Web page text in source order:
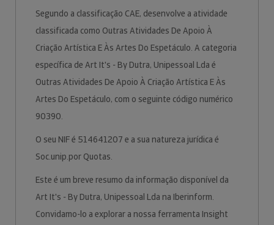
Segundo a classificação CAE, desenvolve a atividade
classificada como Outras Atividades De Apoio À
Criação Artística E Às Artes Do Espetáculo. A categoria
específica de Art It's - By Dutra, Unipessoal Lda é
Outras Atividades De Apoio À Criação Artística E Às
Artes Do Espetáculo, com o seguinte código numérico
90390.
O seu NIF é 514641207 e a sua natureza jurídica é
Soc.unip.por Quotas.
Este é um breve resumo da informação disponível da
Art It's - By Dutra, Unipessoal Lda na Iberinform.
Convidamo-lo a explorar a nossa ferramenta Insight